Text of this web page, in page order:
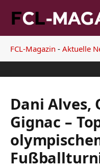
FCL-Magazin - Aktuelle
Dani Alves,
Gignac –